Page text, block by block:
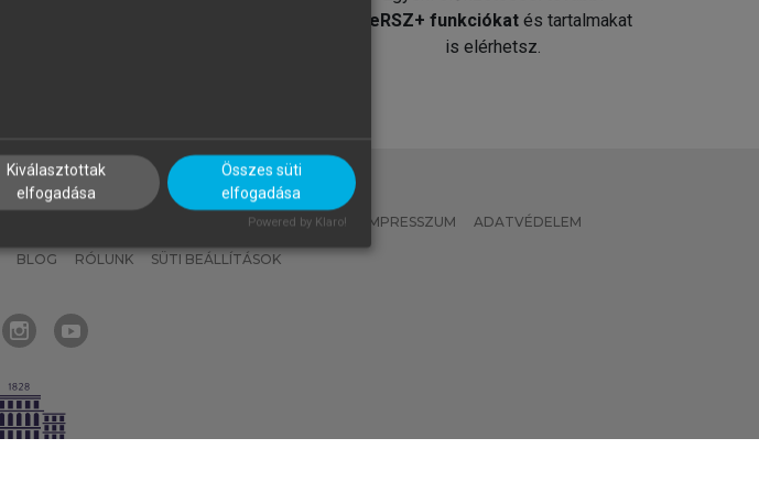
MeRSZ+ funkciókat és tartalmakat
is elérhetsz.
MI – ÁLTALÁNOS IRÁNYELVEK IMPRESSZUM ADATVÉDELEM
BLOG RÓLUNK SÜTI BEÁLLÍTÁSOK
Kiválasztottak
elfogadása
Összes süti
elfogadása
Powered by Klaro!